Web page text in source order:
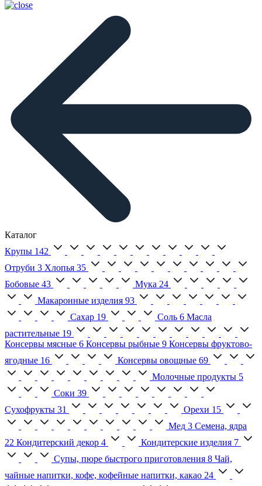
Каталог
Крупы 142
Отруби 3 Хлопья 35
Бобовые 43 Мука 24
Макаронные изделия 93
Сахар 19 Соль 6 Масла
растительные 19
Консервы мясные 6 Консервы рыбные 9 Консервы фруктово-
ягодные 16 Консервы овощные 69
Молочные продукты 5
Соки 39
Сухофрукты 31 Орехи 15
Мед 3 Семена, ядра
22 Кондитерский декор 4 Кондитерские изделия 7
Супы, пюре быстрого приготовления 8 Чай,
чайные напитки, кофе, кофейные напитки, какао 24